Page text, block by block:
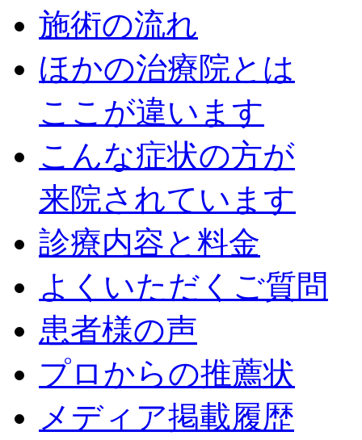
施術の流れ
ほかの治療院とは
ここが違います
こんな症状の方が
来院されています
診療内容と料金
よくいただくご質問
患者様の声
プロからの推薦状
メディア掲載履歴